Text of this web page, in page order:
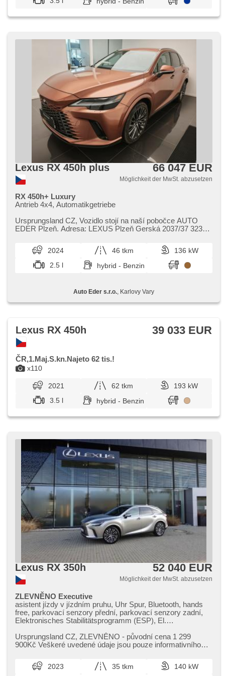
Lexus RX 450h plus 66 047 EUR
Möglichkeit der MwSt. abzusetzen
RX 450h+ Luxury
Antrieb 4x4, Automatikgetriebe
Ursprungsland CZ,​ Vozidlo stojí na naší pobočce AUTO
EDER Plzeň. Adresa: LEXUS Plzeň Gerská 2037/37 32300
2024 46 tkm
136 kW
2.5 l
hybrid - Benzin
Auto Eder s.r.o. , Karlovy Vary
x110
Lexus RX 450h 39 033 EUR
ČR,1.Maj.S.kn.Najeto 62 tis.!
2021 62 tkm
193 kW
3.5 l
hybrid - Benzin
Lexus RX 350h 52 040 EUR
Möglichkeit der MwSt. abzusetzen
ZLEVNĚNO Executive
asistent jízdy v jízdním pruhu, Uhr Spur, Bluetooth, hands
free, parkovací senzory přední, parkovací senzory zadní,
Elektronisches Stabilitätsprogramm (ESP), El.
Fahrkamera, řazení pádly pod volantem, Navigation,
beheizte Spiegel, beheizte Sitze, zatmavená zadní skla,
Lederpolsterung, Ledersitze, Adaptive
Geschwindigkeitsregelung, Multifunktionslenkrad,
Ursprungsland CZ,​ ZLEVNĚNO ​- původní cena 1 299
900Kč Veškeré uvedené údaje jsou pouze informativního
2023 35 tkm
140 kW